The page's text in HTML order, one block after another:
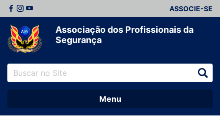
ASSOCIE-SE
Associação dos Profissionais da
Segurança
Menu